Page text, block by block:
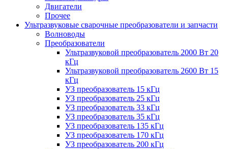
Двигатели
Прочее
Ультразвуковые сварочные преобразователи и запчасти
Волноводы
Преобразователи
Ультразвуковой преобразователь 2000 Вт 20
кГц
Ультразвуковой преобразователь 2600 Вт 15
кГц
УЗ преобразователь 15 кГц
УЗ преобразователь 25 кГц
УЗ преобразователь 33 кГц
УЗ преобразователь 35 кГц
УЗ преобразователь 135 кГц
УЗ преобразователь 170 кГц
УЗ преобразователь 200 кГц